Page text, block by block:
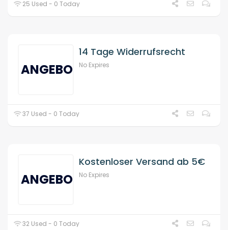
25 Used - 0 Today
ANGEBOT
14 Tage Widerrufsrecht
No Expires
37 Used - 0 Today
ANGEBOT
Kostenloser Versand ab 5€
No Expires
32 Used - 0 Today